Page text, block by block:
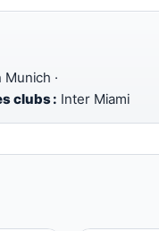
Munich ·
clubs : Inter Miami